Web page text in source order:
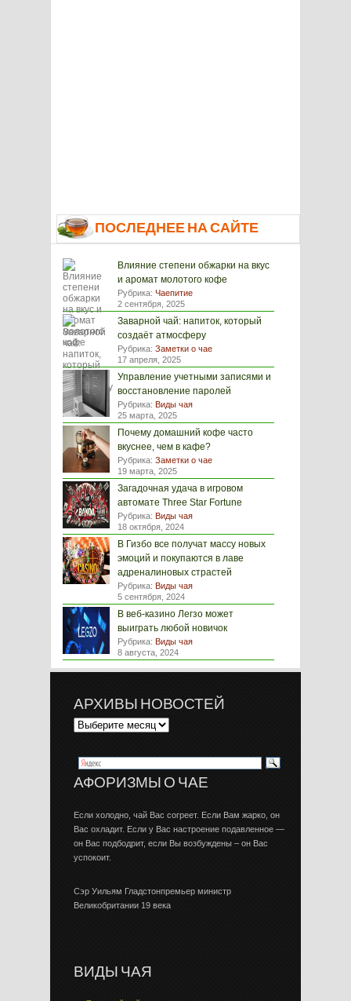
ПОСЛЕДНЕЕ НА САЙТЕ
Влияние степени обжарки на вкус
и аромат молотого кофе
Рубрика: Чаепитие
2 сентября, 2025
Заварной чай: напиток, который
создаёт атмосферу
Рубрика: Заметки о чае
17 апреля, 2025
Управление учетными записями и
восстановление паролей
Рубрика: Виды чая
25 марта, 2025
Почему домашний кофе часто
вкуснее, чем в кафе?
Рубрика: Заметки о чае
19 марта, 2025
Загадочная удача в игровом
автомате Three Star Fortune
Рубрика: Виды чая
18 октября, 2024
В Гизбо все получат массу новых
эмоций и покупаются в лаве
адреналиновых страстей
Рубрика: Виды чая
5 сентября, 2024
В веб-казино Легзо может
выиграть любой новичок
Рубрика: Виды чая
8 августа, 2024
АРХИВЫ НОВОСТЕЙ
АФОРИЗМЫ О ЧАЕ
Если холодно, чай Вас согреет. Если Вам жарко, он
Вас охладит. Если у Вас настроение подавленное —
он Вас подбодрит, если Вы возбуждены – он Вас
успокоит.
Сэр Уильям Гладстонпремьер министр
Великобритании 19 века
ВИДЫ ЧАЯ